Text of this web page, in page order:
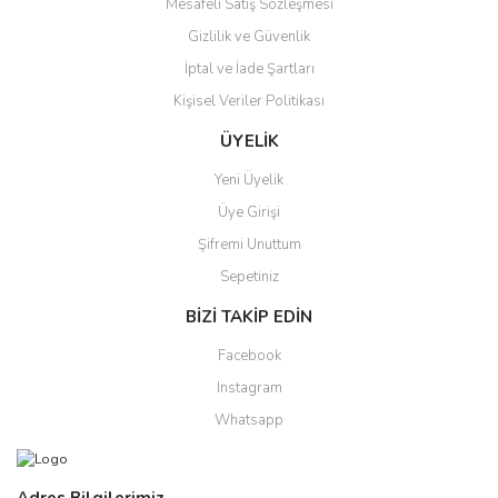
Gönder
Mesafeli Satış Sözleşmesi
Gizlilik ve Güvenlik
İptal ve İade Şartları
Kişisel Veriler Politikası
ÜYELİK
Yeni Üyelik
Üye Girişi
Şifremi Unuttum
Sepetiniz
BİZİ TAKİP EDİN
Facebook
Instagram
Whatsapp